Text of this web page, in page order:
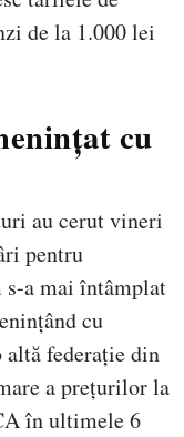
de la 1.000 lei
cu
au cerut vineri
pentru
s-a mai întâmplat
cu
federație din
a prețurilor la
în ultimele 6